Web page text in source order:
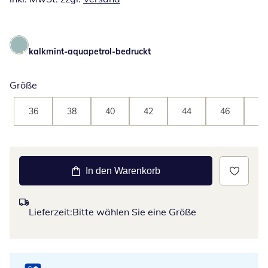
kalkmint-aquapetrol-bedruckt
Größe
36 38 40 42 44 46
In den Warenkorb
Lieferzeit:Bitte wählen Sie eine Größe